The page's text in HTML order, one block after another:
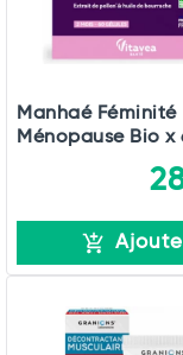
Manhaé Féminité
Ménopause Bio x